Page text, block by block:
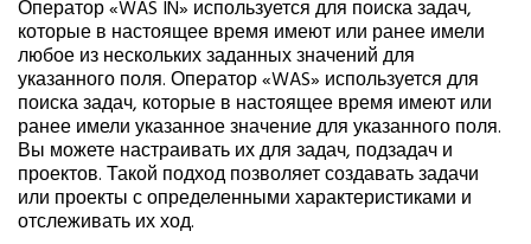
Оператор «WAS IN» используется для поиска задач,
которые в настоящее время имеют или ранее имели
любое из нескольких заданных значений для
указанного поля. Оператор «WAS» используется для
поиска задач, которые в настоящее время имеют или
ранее имели указанное значение для указанного поля.
Вы можете настраивать их для задач, подзадач и
проектов. Такой подход позволяет создавать задачи
или проекты с определенными характеристиками и
отслеживать их ход.